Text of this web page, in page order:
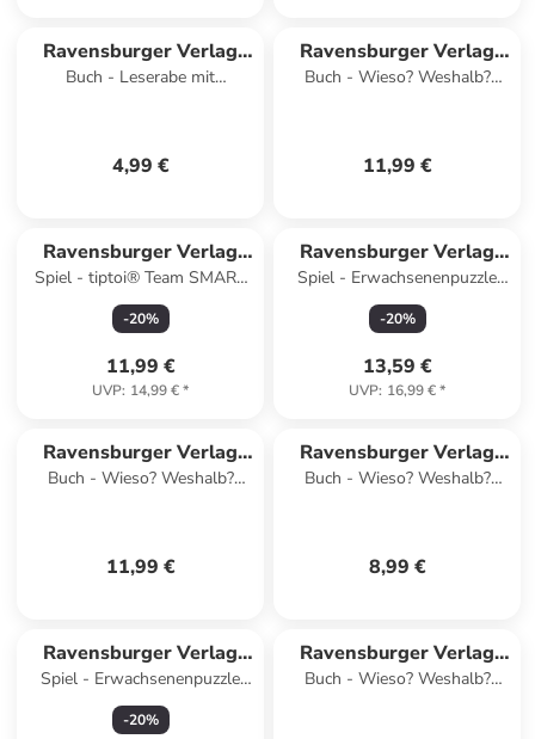
Ravensburger Verlag
GmbH
Buch - Leserabe mit
4,99 €
Ravensburger Verlag
GmbH
Buch - Wieso? Weshalb?
11,99 €
Ravensburger Verlag
GmbH
Spiel - tiptoi® Team SMART
ermittelt: Geheimnis im
Drachenwald - ab 5 Jahre
-20%
11,99 €
UVP: 14,99 €*
Ravensburger Verlag
GmbH
Spiel - Erwachsenenpuzzle
1000 Teile - Stranger Things -
See You On The Other S
-20%
13,59 €
UVP: 16,99 €*
Ravensburger Verlag
GmbH
Buch - Wieso? Weshalb?
11,99 €
Ravensburger Verlag
GmbH
Buch - Wieso? Weshalb?
8,99 €
Ravensburger Verlag
GmbH
Spiel - Erwachsenenpuzzle
1000 Teile - Gelini im
Unterwasserspaß
-20%
Ravensburger Verlag
GmbH
Buch - Wieso? Weshalb?